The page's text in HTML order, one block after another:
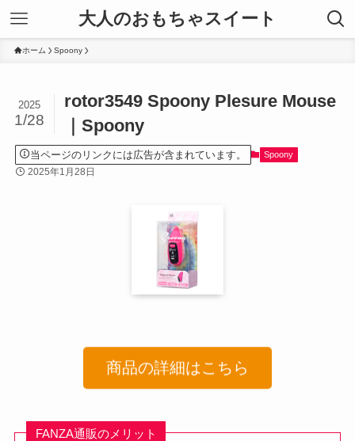
大人のおもちゃスイート
ホーム Spoony
rotor3549 Spoony Plesure Mouse
｜Spoony
2025
1/28
当ページのリンクには広告が含まれています。 Spoony
2025年1月28日
商品の詳細はこちら
FANZA通販のメリット